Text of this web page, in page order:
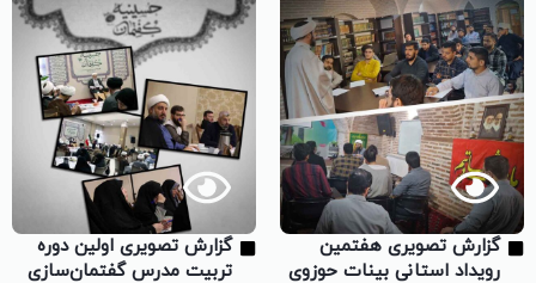
گزارش تصویری هفتمین
رویداد استانی بینات حوزوی
گزارش تصویری اولین دوره
تربیت مدرس گفتمان‌سازی